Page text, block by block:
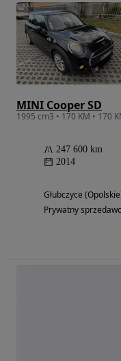
MINI Cooper SD
1995 cm3 • 170 KM • 170
247 600 km
2014
Głubczyce
Prywatny